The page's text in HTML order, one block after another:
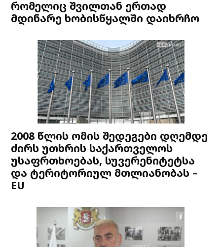
რომელიც შვილთან ერთად
მდინარე ხობისწყალში დაიხრჩო
2008 წლის ომის შედეგები დღემდე
ძირს უთხრის საქართველოს
უსაფრთხოებას, სუვერენიტეტსა
და ტერიტორიულ მთლიანობას –
EU